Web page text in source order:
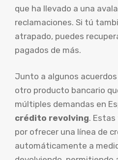
que ha llevado a una
reclamaciones. Si tú
atrapado, puedes
pagados de más.
Junto a algunos
otro producto bancario
múltiples demandas en
crédito revolving.
por ofrecer una línea de
automáticamente a